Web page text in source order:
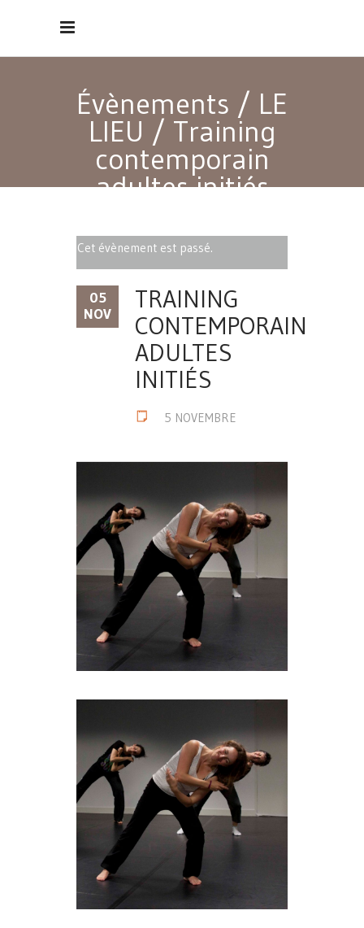
Évènements / LE
LIEU / Training
contemporain
adultes initiés
Cet évènement est passé.
05
NOV
TRAINING
CONTEMPORAIN
ADULTES
INITIÉS
5 NOVEMBRE